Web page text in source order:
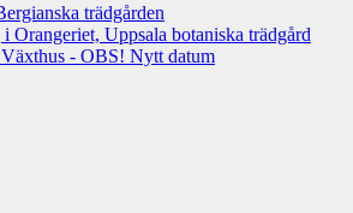
trädgården
Orangeriet, Uppsala botaniska trädgård
- OBS! Nytt datum